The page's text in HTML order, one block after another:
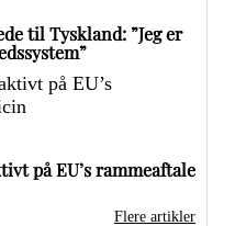
til Tyskland: ”Jeg er
på EU’s rammeaftale
Flere artikler